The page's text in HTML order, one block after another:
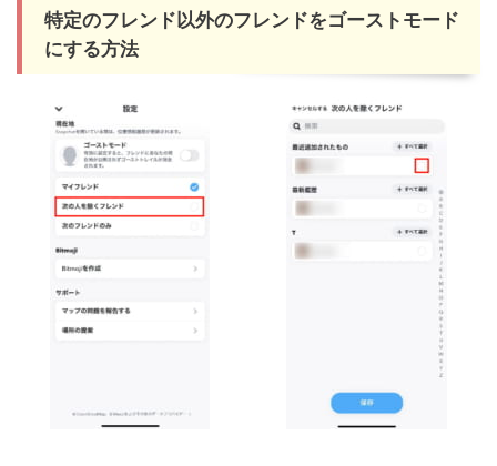
特定のフレンド以外のフレンドをゴーストモード
にする方法